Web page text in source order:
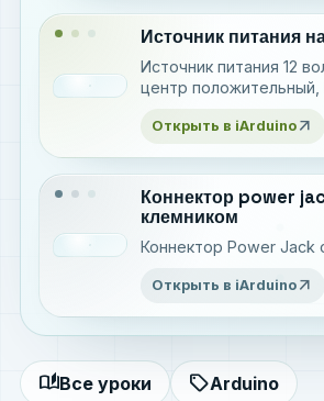
Источник питания
Источник питания 12
центр положительный,
Открыть в iArduino arrow_outward
Коннектор power
клемником
Коннектор Power Jack
Открыть в iArduino arrow_outward
auto_storiesВсе уроки sellArduino